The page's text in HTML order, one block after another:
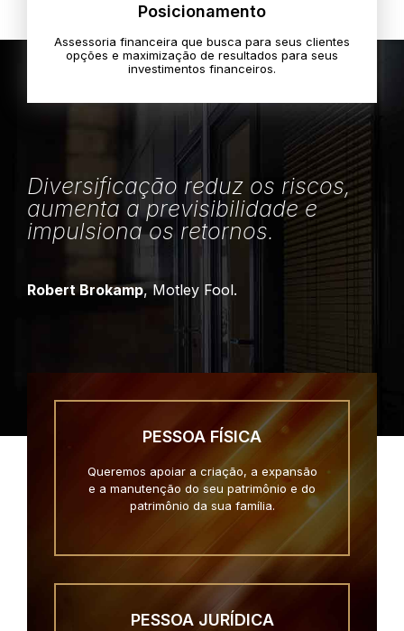
Posicionamento
Assessoria financeira que busca para seus clientes
opções e maximização de resultados para seus
investimentos financeiros.
Diversificação reduz os riscos,
aumenta a previsibilidade e
impulsiona os retornos.
Robert Brokamp, Motley Fool.
PESSOA FÍSICA
Queremos apoiar a criação, a expansão
e a manutenção do seu patrimônio e do
patrimônio da sua família.
PESSOA JURÍDICA